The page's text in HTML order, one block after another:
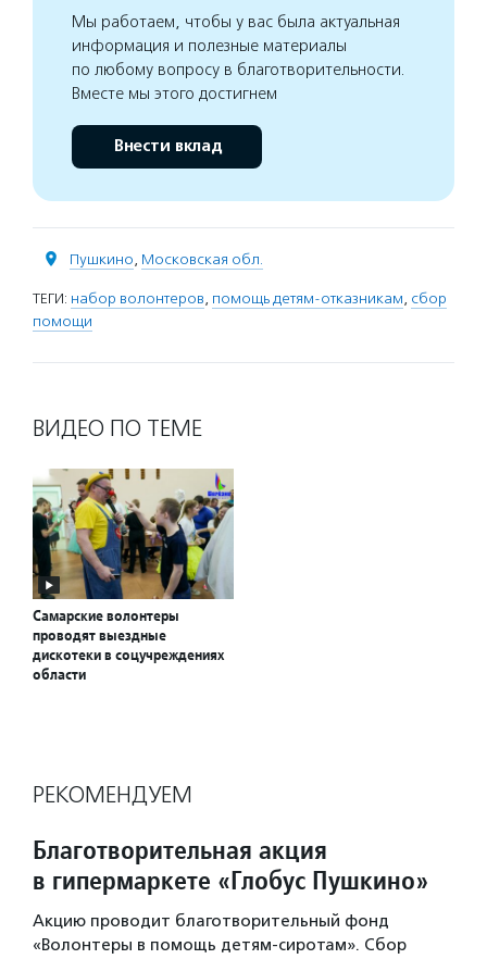
Мы работаем, чтобы у вас была актуальная
информация и полезные материалы
по любому вопросу в благотворительности.
Вместе мы этого достигнем
Внести вклад
Пушкино, Московская обл.
ТЕГИ: набор волонтеров, помощь детям-отказникам, сбор
помощи
ВИДЕО ПО ТЕМЕ
Самарские волонтеры
проводят выездные
дискотеки в соцучреждениях
области
РЕКОМЕНДУЕМ
Благотворительная акция
в гипермаркете «Глобус Пушкино»
Акцию проводит благотворительный фонд
«Волонтеры в помощь детям-сиротам». Сбор